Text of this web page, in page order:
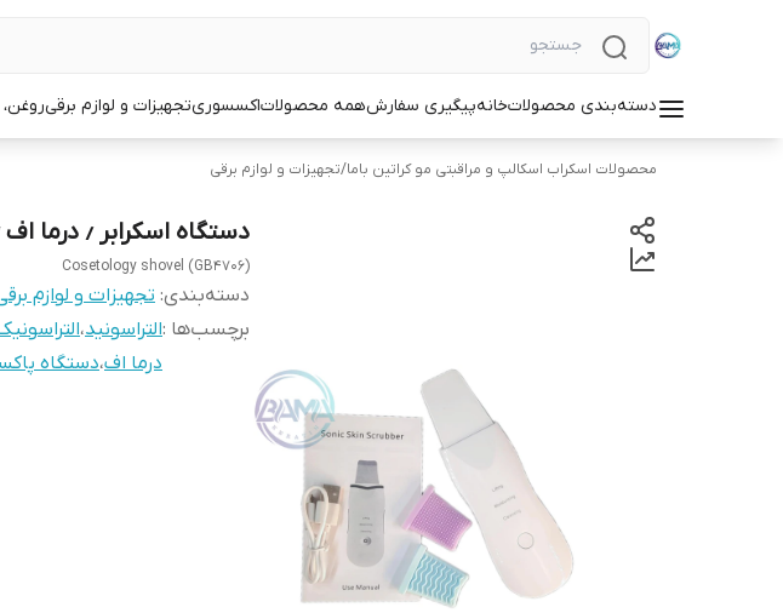
دسته‌بندی محصولاتخانهپیگیری سفارشهمه محصولاتاکسسوریتجهیزات و لوازم برقی
محصولات اسکراب اسکالپ و مراقبتی مو کراتین باما/تجهیزات و لوازم برقی
دستگاه اسکرابر ٫ درما اف ٫ اتو صورت التراسونیک شاول
Cosetology shovel (GB4706)
دسته‌بندی: تجهیزات و لوازم
برچسب‌ها :التراسونید،
درما اف،دستگاه